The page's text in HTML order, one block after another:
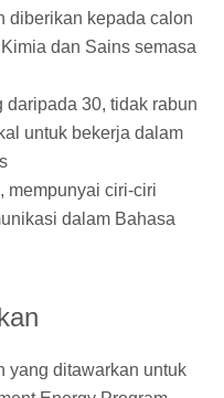
diberikan kepada calon
dan Sains semasa
daripada 30, tidak rabun
untuk bekerja dalam
mempunyai ciri-ciri
dalam Bahasa
yang ditawarkan untuk